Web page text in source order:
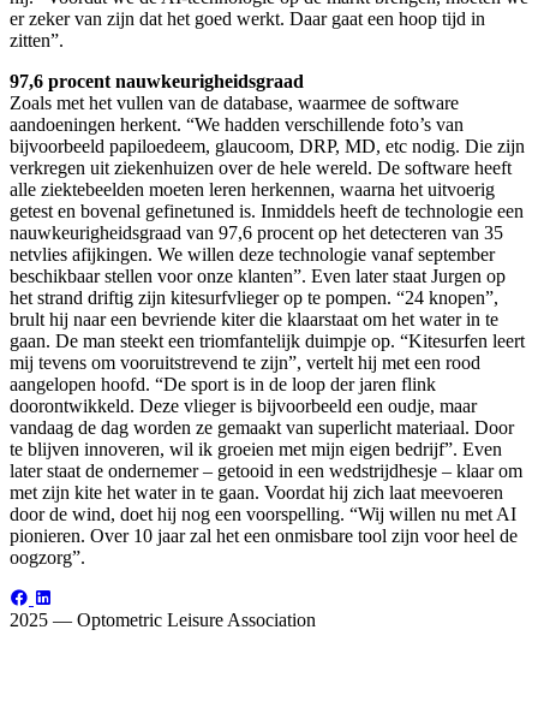
er zeker van zijn dat het goed werkt. Daar gaat een hoop tijd in
zitten”.
97,6 procent nauwkeurigheidsgraad
Zoals met het vullen van de database, waarmee de software
aandoeningen herkent. “We hadden verschillende foto’s van
bijvoorbeeld papiloedeem, glaucoom, DRP, MD, etc nodig. Die zijn
verkregen uit ziekenhuizen over de hele wereld. De software heeft
alle ziektebeelden moeten leren herkennen, waarna het uitvoerig
getest en bovenal gefinetuned is. Inmiddels heeft de technologie een
nauwkeurigheidsgraad van 97,6 procent op het detecteren van 35
netvlies afijkingen. We willen deze technologie vanaf september
beschikbaar stellen voor onze klanten”. Even later staat Jurgen op
het strand driftig zijn kitesurfvlieger op te pompen. “24 knopen”,
brult hij naar een bevriende kiter die klaarstaat om het water in te
gaan. De man steekt een triomfantelijk duimpje op. “Kitesurfen leert
mij tevens om vooruitstrevend te zijn”, vertelt hij met een rood
aangelopen hoofd. “De sport is in de loop der jaren flink
doorontwikkeld. Deze vlieger is bijvoorbeeld een oudje, maar
vandaag de dag worden ze gemaakt van superlicht materiaal. Door
te blijven innoveren, wil ik groeien met mijn eigen bedrijf”. Even
later staat de ondernemer – getooid in een wedstrijdhesje – klaar om
met zijn kite het water in te gaan. Voordat hij zich laat meevoeren
door de wind, doet hij nog een voorspelling. “Wij willen nu met AI
pionieren. Over 10 jaar zal het een onmisbare tool zijn voor heel de
oogzorg”.
2025 — Optometric Leisure Association